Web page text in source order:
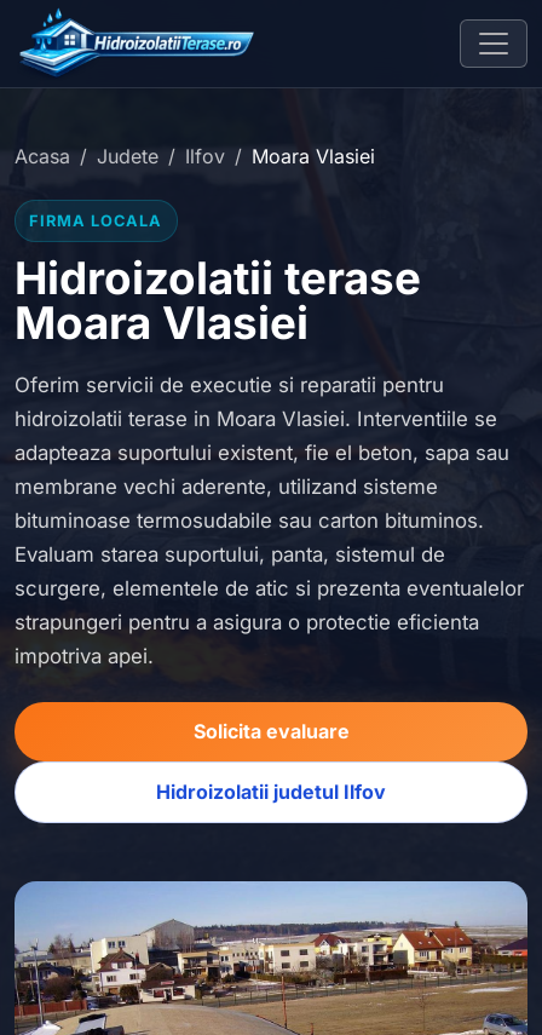
Acasa Judete Ilfov Moara Vlasiei
FIRMA LOCALA
Hidroizolatii terase
Moara Vlasiei
Oferim servicii de executie si reparatii pentru
hidroizolatii terase in Moara Vlasiei. Interventiile se
adapteaza suportului existent, fie el beton, sapa sau
membrane vechi aderente, utilizand sisteme
bituminoase termosudabile sau carton bituminos.
Evaluam starea suportului, panta, sistemul de
scurgere, elementele de atic si prezenta eventualelor
strapungeri pentru a asigura o protectie eficienta
impotriva apei.
Solicita evaluare
Hidroizolatii judetul Ilfov